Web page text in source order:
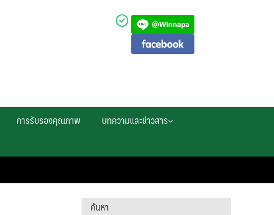
การรับรองคุณภาพ
บทความและข่าวสาร
ค้นหา